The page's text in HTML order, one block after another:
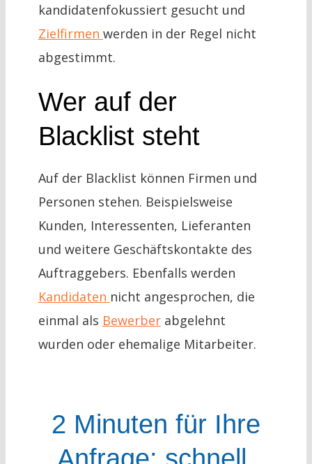
kandidatenfokussiert gesucht und
Zielfirmen werden in der Regel nicht
abgestimmt.
Wer auf der
Blacklist steht
Auf der Blacklist können Firmen und
Personen stehen. Beispielsweise
Kunden, Interessenten, Lieferanten
und weitere Geschäftskontakte des
Auftraggebers. Ebenfalls werden
Kandidaten nicht angesprochen, die
einmal als Bewerberabgelehnt
wurden oder ehemalige Mitarbeiter.
2 Minuten für Ihre